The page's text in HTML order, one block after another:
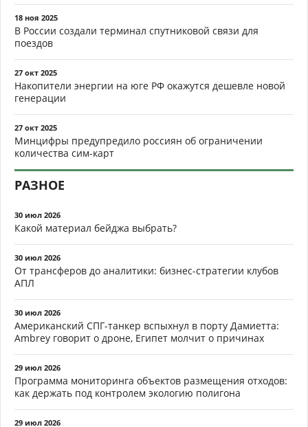
18 ноя 2025
В России создали терминал спутниковой связи для
поездов
27 окт 2025
Накопители энергии на юге РФ окажутся дешевле новой
генерации
27 окт 2025
Минцифры предупредило россиян об ограничении
количества сим-карт
РАЗНОЕ
30 июл 2026
Какой материал бейджа выбрать?
30 июл 2026
От трансферов до аналитики: бизнес-стратегии клубов
АПЛ
30 июл 2026
Американский СПГ-танкер вспыхнул в порту Дамиетта:
Ambrey говорит о дроне, Египет молчит о причинах
29 июл 2026
Программа мониторинга объектов размещения отходов:
как держать под контролем экологию полигона
29 июл 2026